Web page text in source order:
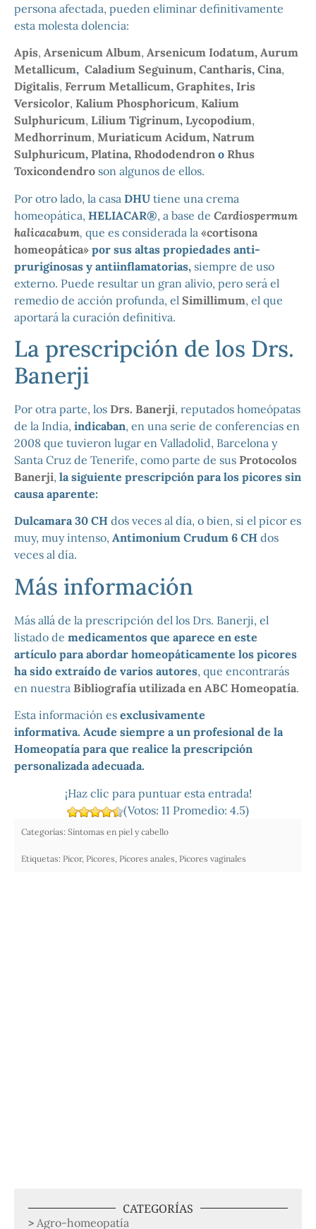
CATEGORÍAS
Agro-homeopatía
persona afectada, pueden eliminar definitivamente
esta molesta dolencia:
Apis, Arsenicum Album, Arsenicum Iodatum, Aurum
Metallicum, Caladium Seguinum, Cantharis, Cina,
Digitalis, Ferrum Metallicum, Graphites, Iris
Versicolor, Kalium Phosphoricum, Kalium
Sulphuricum, Lilium Tigrinum, Lycopodium,
Medhorrinum, Muriaticum Acidum, Natrum
Sulphuricum, Platina, Rhododendron o Rhus
Toxicondendro son algunos de ellos.
Por otro lado, la casa DHU tiene una crema
homeopática, HELIACAR®, a base de Cardiospermum
halicacabum, que es considerada la «cortisona
homeopática» por sus altas propiedades anti-
pruriginosas y antiinflamatorias, siempre de uso
externo. Puede resultar un gran alivio, pero será el
remedio de acción profunda, el Simillimum, el que
aportará la curación definitiva.
La prescripción de los Drs.
Banerji
Por otra parte, los Drs. Banerji, reputados homeópatas
de la India, indicaban, en una serie de conferencias en
2008 que tuvieron lugar en Valladolid, Barcelona y
Santa Cruz de Tenerife, como parte de sus Protocolos
Banerji, la siguiente prescripción para los picores sin
causa aparente:
Dulcamara 30 CH dos veces al día, o bien, si el picor es
muy, muy intenso, Antimonium Crudum 6 CH dos
veces al día.
Más información
Más allá de la prescripción del los Drs. Banerji, el
listado de medicamentos que aparece en este
artículo para abordar homeopáticamente los picores
ha sido extraído de varios autores, que encontrarás
en nuestra Bibliografía utilizada en ABC Homeopatía.
Esta información es exclusivamente
informativa. Acude siempre a un profesional de la
Homeopatía para que realice la prescripción
personalizada adecuada.
¡Haz clic para puntuar esta entrada!
(Votos: 11 Promedio: 4.5)
Categorías: Síntomas en piel y cabello
Etiquetas: Picor, Picores Picores anales Picores vaginales